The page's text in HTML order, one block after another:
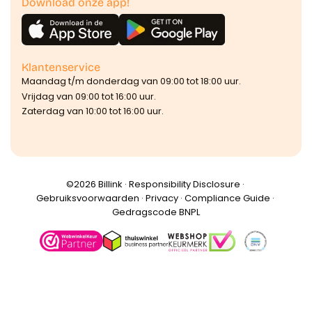
Klantenservice
Maandag t/m donderdag van 09:00 tot 18:00 uur.
Vrijdag van 09:00 tot 16:00 uur.
Zaterdag van 10:00 tot 16:00 uur.
©️2026 Billink · Responsibility Disclosure ·
Gebruiksvoorwaarden · Privacy· Compliance Guide ·
Gedragscode BNPL